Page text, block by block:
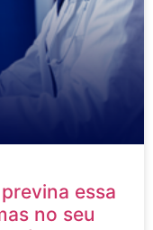
essa
no seu